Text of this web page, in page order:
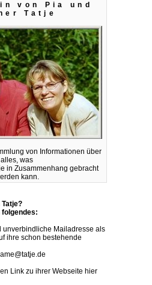
von Pia und
Tatje
von Informationen über
alles, was
in Zusammenhang gebracht
kann.
folgendes:
unverbindliche Mailadresse als
ihre schon bestehende
Link zu ihrer Webseite hier